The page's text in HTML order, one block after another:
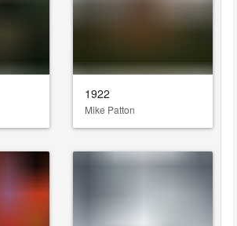
1922
Mike Patton